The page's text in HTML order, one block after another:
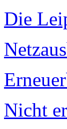
Die
Nicht